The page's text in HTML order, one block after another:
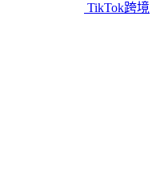
TikTok跨境